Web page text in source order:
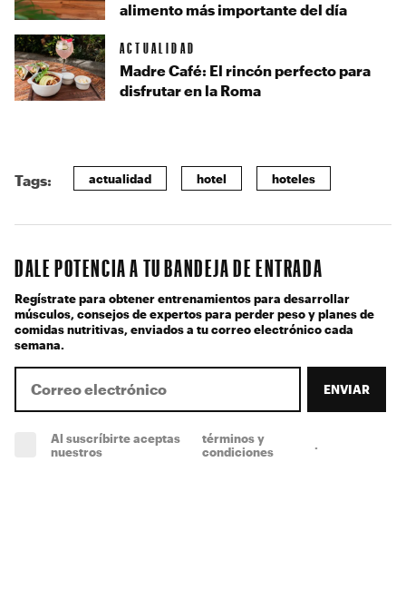
alimento más importante del día
ACTUALIDAD
Madre Café: El rincón perfecto para
disfrutar en la Roma
Tags: actualidad hotel hoteles
DALE POTENCIA A TU BANDEJA DE ENTRADA
Regístrate para obtener entrenamientos para desarrollar
músculos, consejos de expertos para perder peso y planes de
comidas nutritivas, enviados a tu correo electrónico cada
semana.
ENVIAR
Al suscríbirte aceptas
nuestros
términos y
condiciones
.